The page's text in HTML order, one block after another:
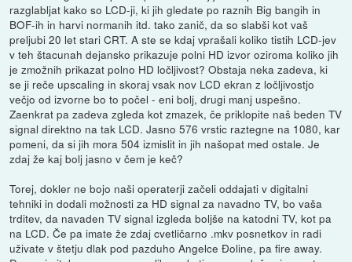
razglabljat kako so LCD-ji, ki jih gledate po raznih Big bangih in
BOF-ih in harvi normanih itd. tako zanič, da so slabši kot vaš
preljubi 20 let stari CRT. A ste se kdaj vprašali koliko tistih LCD-jev
v teh štacunah dejansko prikazuje polni HD izvor oziroma koliko jih
je zmožnih prikazat polno HD ločljivost? Obstaja neka zadeva, ki
se ji reče upscaling in skoraj vsak nov LCD ekran z ločljivostjo
večjo od izvorne bo to počel - eni bolj, drugi manj uspešno.
Zaenkrat pa zadeva zgleda kot zmazek, če priklopite naš beden TV
signal direktno na tak LCD. Jasno 576 vrstic raztegne na 1080, kar
pomeni, da si jih mora 504 izmislit in jih našopat med ostale. Je
zdaj že kaj bolj jasno v čem je keč?
Torej, dokler ne bojo naši operaterji začeli oddajati v digitalni
tehniki in dodali možnosti za HD signal za navadno TV, bo vaša
trditev, da navaden TV signal izgleda boljše na katodni TV, kot pa
na LCD. Če pa imate že zdaj cvetličarno .mkv posnetkov in radi
uživate v štetju dlak pod pazduho Angelce Đoline, pa fire away.